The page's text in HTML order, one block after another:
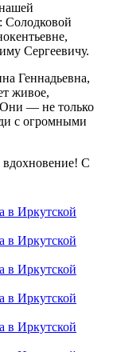
Солодковой
Сергеевичу.
Геннадьевна,
живое,
Они — не только
с огромными
С